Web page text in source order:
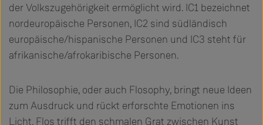
der Volkszugehörigkeit ermöglicht wird. IC1 bezeichnet
nordeuropäische Personen, IC2 sind südländisch
europäische/hispanische Personen und IC3 steht für
afrikanische/afrokaribische Personen.
Die Philosophie, oder auch Flosophy, bringt neue Ideen
zum Ausdruck und rückt erforschte Emotionen ins
Licht. Flos trifft den schmalen Grat zwischen Kunst